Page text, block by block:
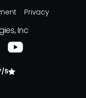
Privacy
Inc
5